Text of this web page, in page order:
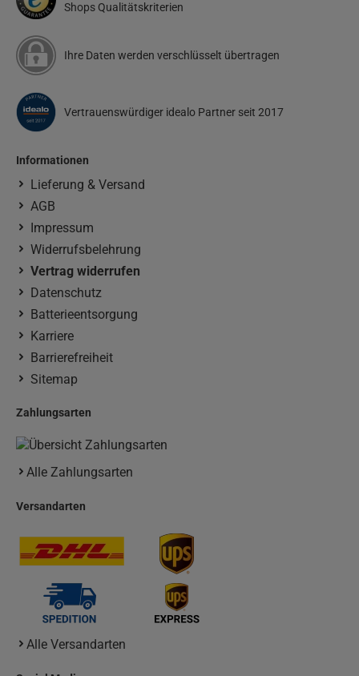
Shops Qualitätskriterien
Ihre Daten werden verschlüsselt übertragen
Vertrauenswürdiger idealo Partner seit 2017
Informationen
Lieferung & Versand
AGB
Impressum
Widerrufsbelehrung
Vertrag widerrufen
Datenschutz
Batterieentsorgung
Karriere
Barrierefreiheit
Sitemap
Zahlungsarten
Alle Zahlungsarten
Versandarten
Alle Versandarten